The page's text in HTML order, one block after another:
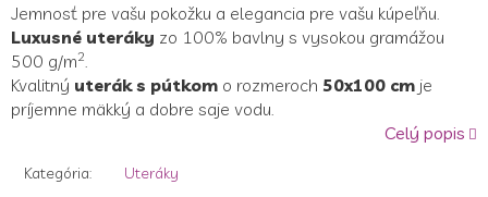
produktu
je
0,0
z
5
Jemnosť pre vašu pokožku a elegancia pre vašu kúpeľňu.
Luxusné uteráky zo 100% bavlny s vysokou gramážou
500 g/m2
Kvalitný uterák s pútkom o rozmeroch 50x100 cm je
príjemne mäkký a dobre saje vodu.
Celý popis
Kategória:
Uteráky